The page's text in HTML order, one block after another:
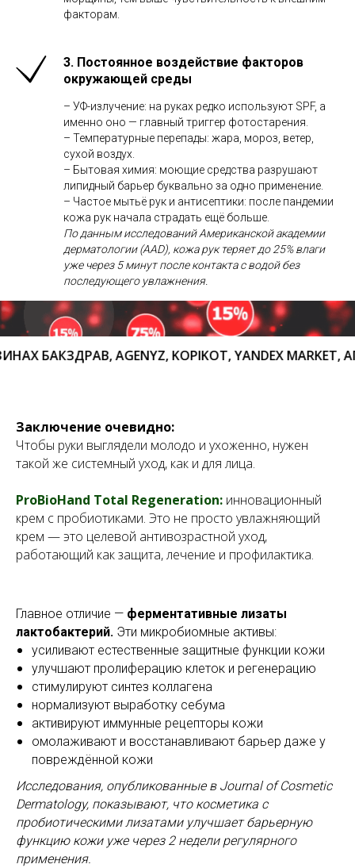
факторам.
3. Постоянное воздействие факторов
окружающей среды
– УФ-излучение: на руках редко используют SPF, а
именно оно — главный триггер фотостарения.
– Температурные перепады: жара, мороз, ветер,
сухой воздух.
– Бытовая химия: моющие средства разрушают
липидный барьер буквально за одно применение.
– Частое мытьё рук и антисептики: после пандемии
кожа рук начала страдать ещё больше.
По данным исследований Американской академии
дерматологии (AAD), кожа рук теряет до 25% влаги
уже через 5 минут после контакта с водой без
последующего увлажнения.
AGENYZ, KOPIKOT, YANDEX MARKET,
Заключение очевидно:
Чтобы руки выглядели молодо и ухоженно, нужен
такой же системный уход, как и для лица.
ProBioHand Total Regeneration: инновационный
крем с пробиотиками. Это не просто увлажняющий
крем — это целевой антивозрастной уход,
работающий как защита, лечение и профилактика.
Главное отличие — ферментативные лизаты
лактобактерий. Эти микробиомные активы:
усиливают естественные защитные функции кожи
улучшают пролиферацию клеток и регенерацию
стимулируют синтез коллагена
нормализуют выработку себума
активируют иммунные рецепторы кожи
омолаживают и восстанавливают барьер даже у
повреждённой кожи
Исследования, опубликованные в Journal of Cosmetic
Dermatology, показывают, что косметика с
пробиотическими лизатами улучшает барьерную
функцию кожи уже через 2 недели регулярного
применения.